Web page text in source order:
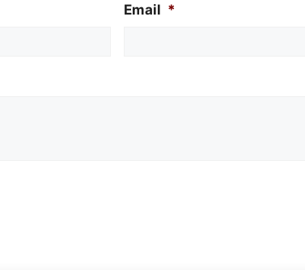
Email *